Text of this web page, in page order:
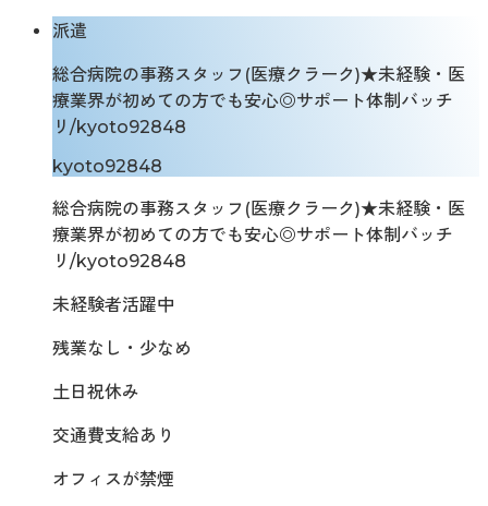
派遣
総合病院の事務スタッフ(医療クラーク)★未経験・医
療業界が初めての方でも安心◎サポート体制バッチ
リ/kyoto92848
kyoto92848
総合病院の事務スタッフ(医療クラーク)★未経験・医
療業界が初めての方でも安心◎サポート体制バッチ
リ/kyoto92848
未経験者活躍中
残業なし・少なめ
土日祝休み
交通費支給あり
オフィスが禁煙